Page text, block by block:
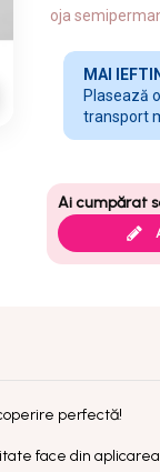
oja
MAI
Plasează
transport
perfectă!
face din